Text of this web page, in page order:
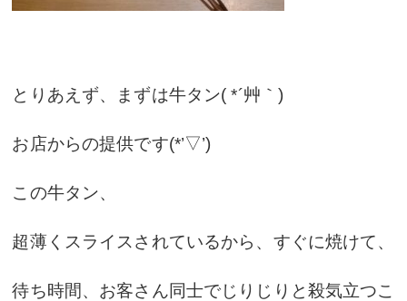
とりあえず、まずは牛タン( *´艸｀)
お店からの提供です(*’▽’)
この牛タン、
超薄くスライスされているから、すぐに焼けて、
待ち時間、お客さん同士でじりじりと殺気立つこ